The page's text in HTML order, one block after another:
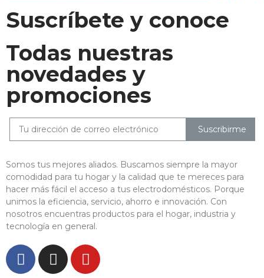
Suscríbete y conoce
Todas nuestras
novedades y
promociones
Suscribirme
Somos tus mejores aliados. Buscamos siempre la mayor
comodidad para tu hogar y la calidad que te mereces para
hacer más fácil el acceso a tus electrodomésticos. Porque
unimos la eficiencia, servicio, ahorro e innovación. Con
nosotros encuentras productos para el hogar, industria y
tecnología en general.